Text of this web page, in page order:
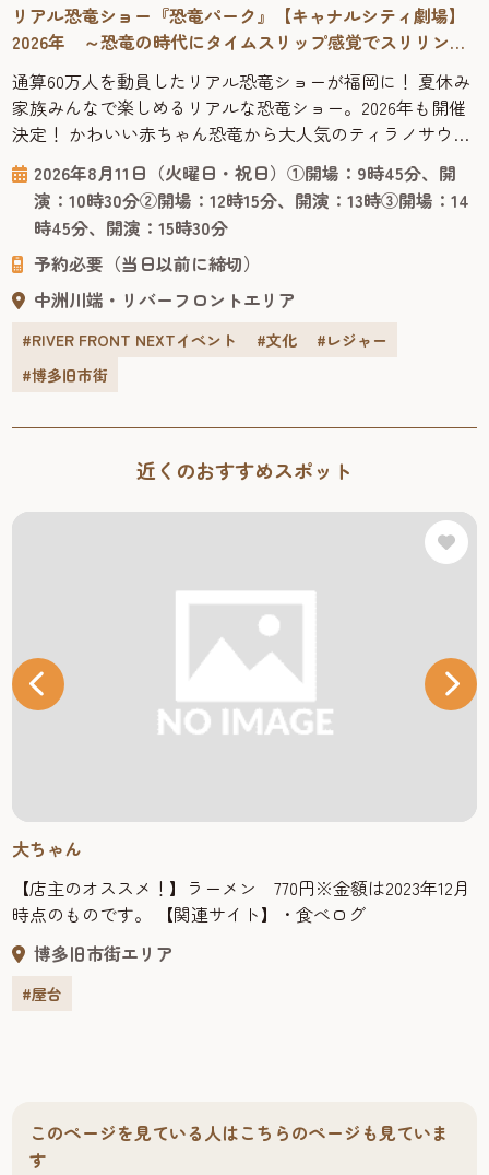
リアル恐竜ショー『恐竜パーク』【キャナルシティ劇場】
2026年 ～恐竜の時代にタイムスリップ感覚でスリリング
に学べる！
通算60万人を動員したリアル恐竜ショーが福岡に！ 夏休み
家族みんなで楽しめるリアルな恐竜ショー。2026年も開催
決定！ かわいい赤ちゃん恐竜から大人気のティラノサウル
スまで登場する、オーストラリアからやってきたリアル恐
竜ショー「恐竜パーク」は、恐竜が生きていた時代にタイ
ムスリップした感覚で楽しくスリリングに学べる、ファミ
リー向けのパフォーマンスショー。 客席で観るだけでな
く、ラッキーなお客様...
2026年8月11日（火曜日・祝日）①開場：9時45分、開
演：10時30分②開場：12時15分、開演：13時③開場：14
時45分、開演：15時30分
予約必要（当日以前に締切）
中洲川端・リバーフロントエリア
#RIVER FRONT NEXTイベント #文化
#レジャー
#博多旧市街
近くのおすすめスポット
大ちゃん
【店主のオススメ！】ラーメン 770円※金額は2023年12月
時点のものです。 【関連サイト】・食べログ
博多旧市街エリア
#屋台
このページを見ている人はこちらのページも見ていま
す